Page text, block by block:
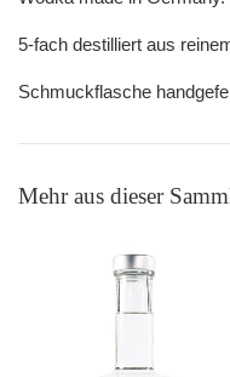
5-fach destilliert aus
Schmuckflasche
Mehr aus dieser